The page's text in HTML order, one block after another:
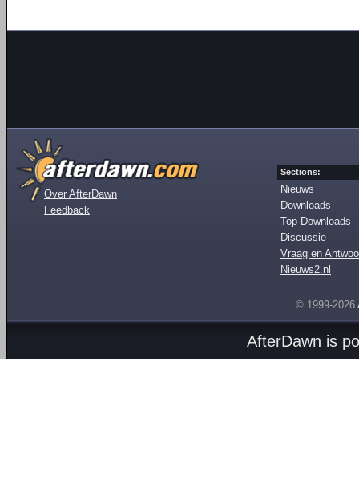
Over AfterDawn
Feedback
Sections:
Nieuws
Downloads
Top Downloads
Discussie
Vraag en
Nieuws2.nl
© 1999-2026
AfterDawn is